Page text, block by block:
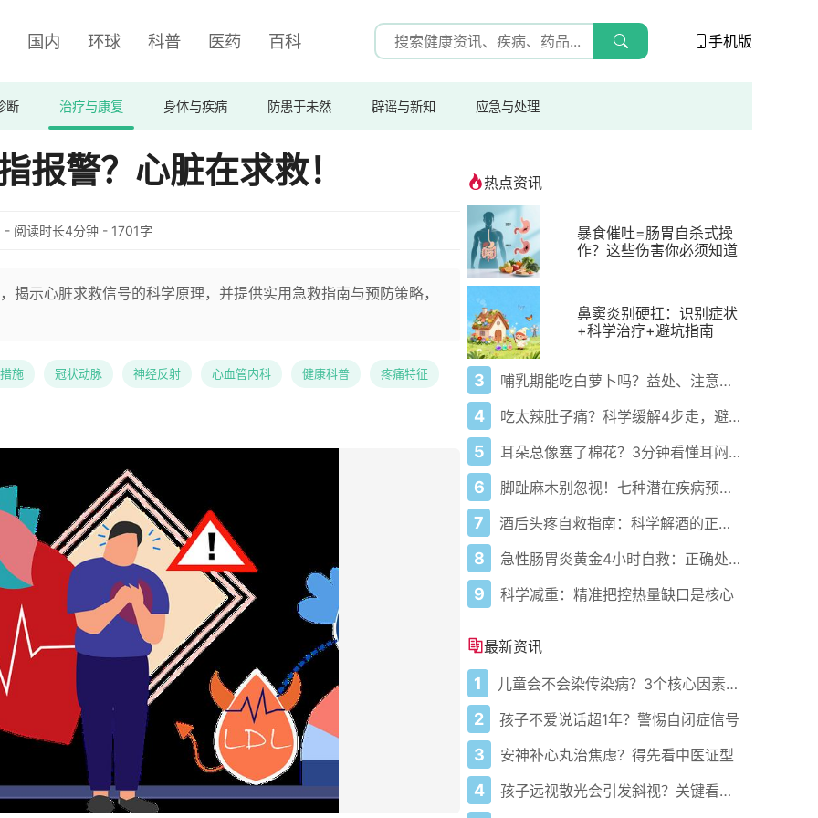
国内 环球 科普 医药 百科 手机版
断 治疗与康复 身体与疾病 防患于未然 辟谣与新知 应急与处理
报警？心脏在求救！
阅读时长4分钟 - 1701字
揭示心脏求救信号的科学原理，并提供实用急救指南与预防策略，
施 冠状动脉 神经反射 心血管内科 健康科普 疼痛特征
热点资讯
暴食催吐=肠胃自杀式操
作？这些伤害你必须知道
鼻窦炎别硬扛：识别症状
+科学治疗+避坑指南
3 哺乳期能吃白萝卜吗？益处、注意事项一次说清
4 吃太辣肚子痛？科学缓解4步走，避免“辣出胃炎”
5 耳朵总像塞了棉花？3分钟看懂耳闷的真相与自救指南
6 脚趾麻木别忽视！七种潜在疾病预警，早干预避免恶化！
7 酒后头疼自救指南：科学解酒的正确打开方式
8 急性肠胃炎黄金4小时自救：正确处置与误区避坑关键
9 科学减重：精准把控热量缺口是核心
最新资讯
1 儿童会不会染传染病？3个核心因素说了算
2 孩子不爱说话超1年？警惕自闭症信号
3 安神补心丸治焦虑？得先看中医证型
4 孩子远视散光会引发斜视？关键看这两点